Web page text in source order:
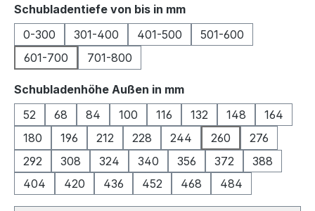
Schubladentiefe von bis in mmauswählen
0-300
301-400 401-500
501-600
601-700
701-800
Schubladenhöhe Außen in mmauswählen
52
68 84 100 116 132 148
164
180
196 212 228 244 260
276
292
308 324 340 356 372
388
404
420 436 452 468 484